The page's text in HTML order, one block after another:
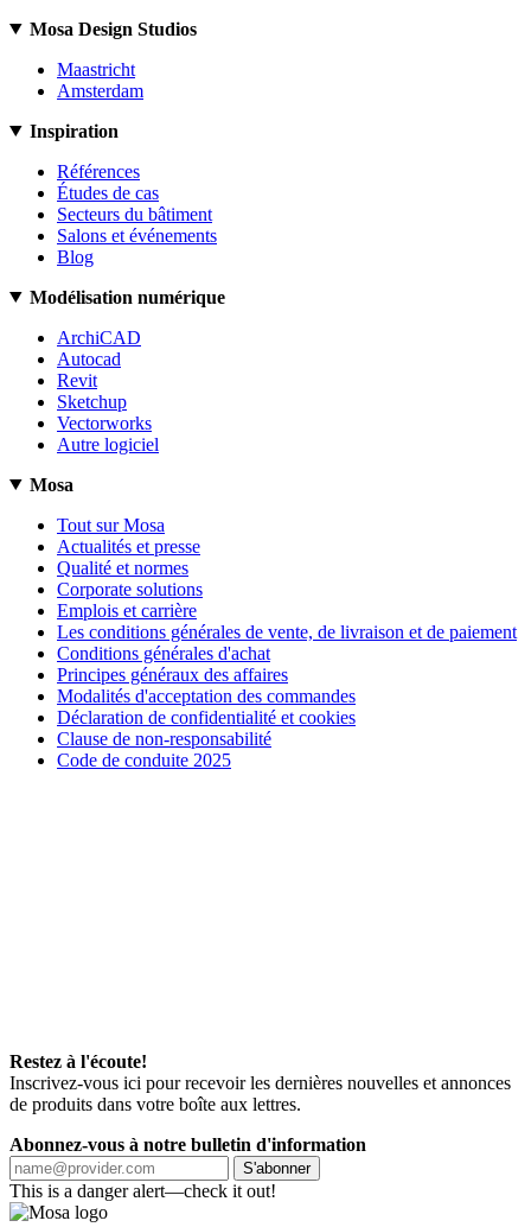
Mosa Design Studios
Maastricht
Amsterdam
Inspiration
Références
Études de cas
Secteurs du bâtiment
Salons et événements
Blog
Modélisation numérique
ArchiCAD
Autocad
Revit
Sketchup
Vectorworks
Autre logiciel
Mosa
Tout sur Mosa
Actualités et presse
Qualité et normes
Corporate solutions
Emplois et carrière
Les conditions générales de vente, de livraison et de paiement
Conditions générales d'achat
Principes généraux des affaires
Modalités d'acceptation des commandes
Déclaration de confidentialité et cookies
Clause de non-responsabilité
Code de conduite 2025
Restez à l'écoute!
Inscrivez-vous ici pour recevoir les dernières nouvelles et annonces
de produits dans votre boîte aux lettres.
Abonnez-vous à notre bulletin d'information
S'abonner
This is a danger alert—check it out!